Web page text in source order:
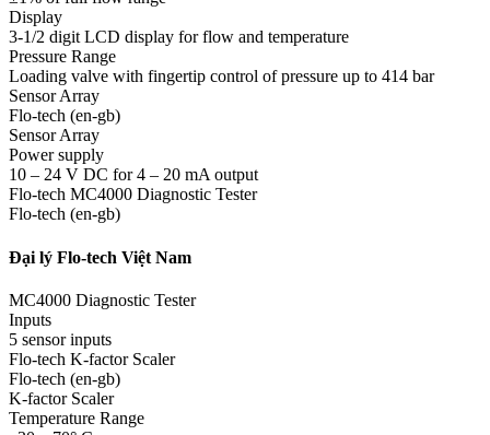
Display
3-1/2 digit LCD display for flow and temperature
Pressure Range
Loading valve with fingertip control of pressure up to 414 bar
Sensor Array
Flo-tech (en-gb)
Sensor Array
Power supply
10 – 24 V DC for 4 – 20 mA output
Flo-tech MC4000 Diagnostic Tester
Flo-tech (en-gb)
Đại lý Flo-tech Việt Nam
MC4000 Diagnostic Tester
Inputs
5 sensor inputs
Flo-tech K-factor Scaler
Flo-tech (en-gb)
K-factor Scaler
Temperature Range